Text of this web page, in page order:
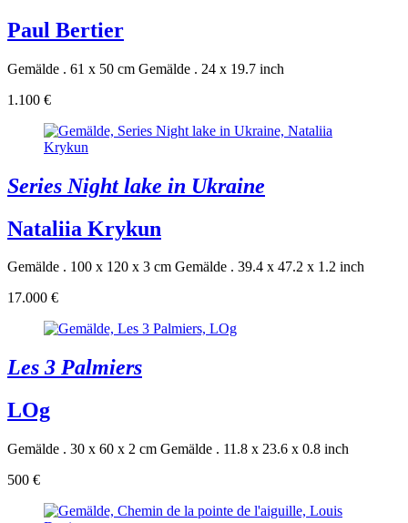
Paul Bertier
Gemälde . 61 x 50 cm Gemälde . 24 x 19.7 inch
1.100 €
Series Night lake in Ukraine
Nataliia Krykun
Gemälde . 100 x 120 x 3 cm Gemälde . 39.4 x 47.2 x 1.2 inch
17.000 €
Les 3 Palmiers
LOg
Gemälde . 30 x 60 x 2 cm Gemälde . 11.8 x 23.6 x 0.8 inch
500 €